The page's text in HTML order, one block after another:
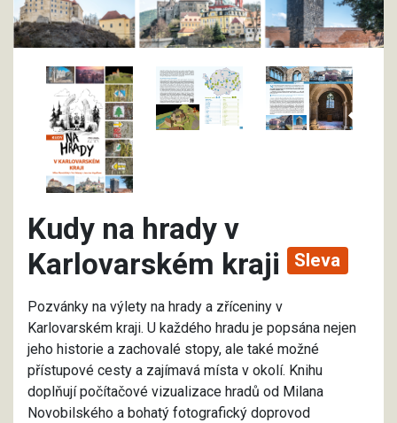
Kudy na hrady v
Karlovarském kraji
Sleva
Pozvánky na výlety na hrady a zříceniny v
Karlovarském kraji. U každého hradu je popsána nejen
jeho historie a zachovalé stopy, ale také možné
přístupové cesty a zajímavá místa v okolí. Knihu
doplňují počítačové vizualizace hradů od Milana
Novobilského a bohatý fotografický doprovod